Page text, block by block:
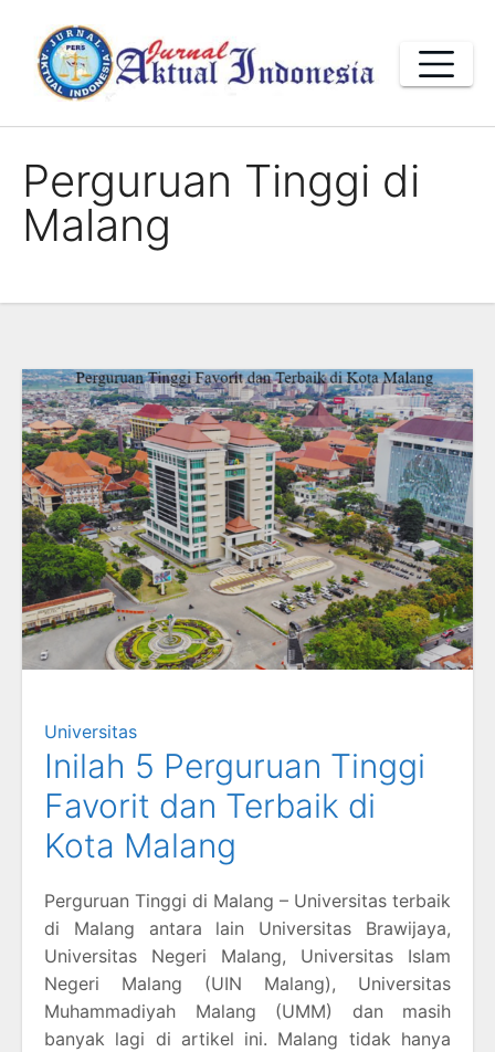
content
Perguruan Tinggi di
Malang
Universitas
Inilah 5 Perguruan Tinggi
Favorit dan Terbaik di
Kota Malang
Perguruan Tinggi di Malang – Universitas terbaik
di Malang antara lain Universitas Brawijaya,
Universitas Negeri Malang, Universitas Islam
Negeri Malang (UIN Malang), Universitas
Muhammadiyah Malang (UMM) dan masih
banyak lagi di artikel ini. Malang tidak hanya